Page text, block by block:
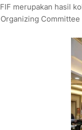
merupakan hasil